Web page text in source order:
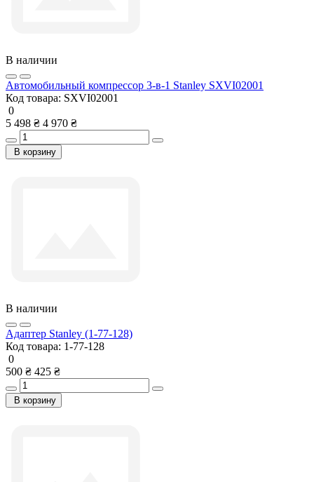
В наличии
Автомобильный компрессор 3-в-1 Stanley SXVI02001
Код товара: SXVI02001
0
5 498 ₴ 4 970 ₴
В корзину
В наличии
Адаптер Stanley (1-77-128)
Код товара: 1-77-128
0
500 ₴ 425 ₴
В корзину